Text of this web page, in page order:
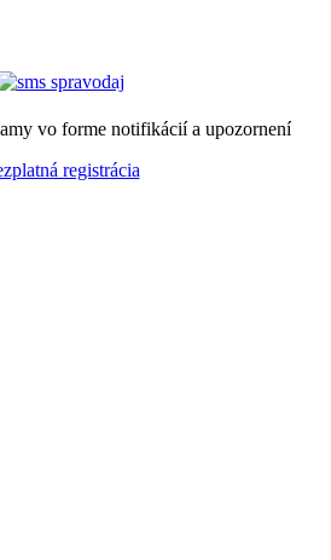
vo forme notifikácií a upozornení
registrácia